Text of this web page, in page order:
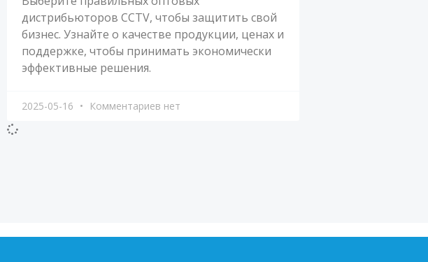
дистрибьюторов CCTV, чтобы защитить свой
бизнес. Узнайте о качестве продукции, ценах и
поддержке, чтобы принимать экономически
эффективные решения.
2025-05-16 Комментариев нет